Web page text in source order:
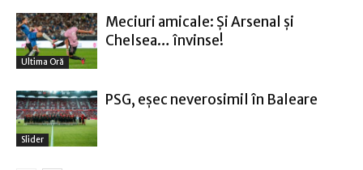
Ultima Oră
Meciuri amicale: Şi Arsenal şi
Chelsea… învinse!
Slider
PSG, eşec neverosimil în Baleare